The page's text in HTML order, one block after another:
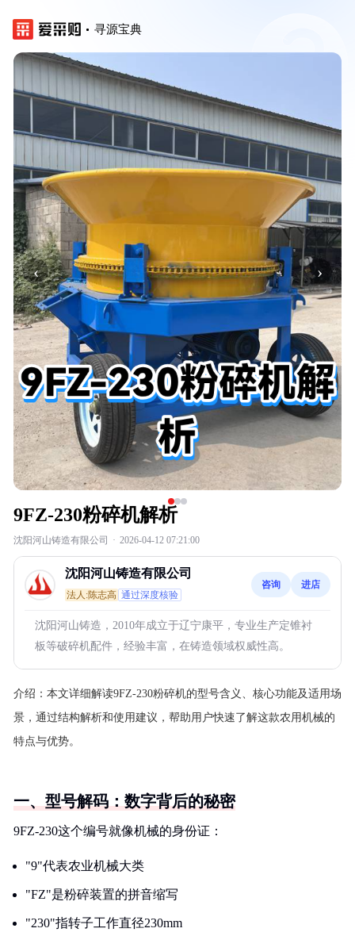
寻源宝典
‹ ›
9FZ-230粉碎机解析
沈阳河山铸造有限公司 · 2026-04-12 07:21:00
沈阳河山铸造有限公司
法人:陈志高 通过深度核验
咨询 进店
沈阳河山铸造，2010年成立于辽宁康平，专业生产定锥衬
板等破碎机配件，经验丰富，在铸造领域权威性高。
介绍： 本文详细解读9FZ-230粉碎机的型号含义、核心功能及适用场
景，通过结构解析和使用建议，帮助用户快速了解这款农用机械的
特点与优势。
一、型号解码：数字背后的秘密
9FZ-230这个编号就像机械的身份证：
"9"代表农业机械大类
"FZ"是粉碎装置的拼音缩写
"230"指转子工作直径230mm